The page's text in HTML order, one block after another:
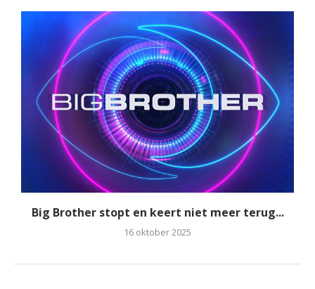
Big Brother stopt en keert niet meer terug...
16 oktober 2025